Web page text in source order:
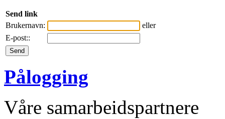
Send link
Brukernavn:
eller
E-post::
Pålogging
Våre samarbeidspartnere